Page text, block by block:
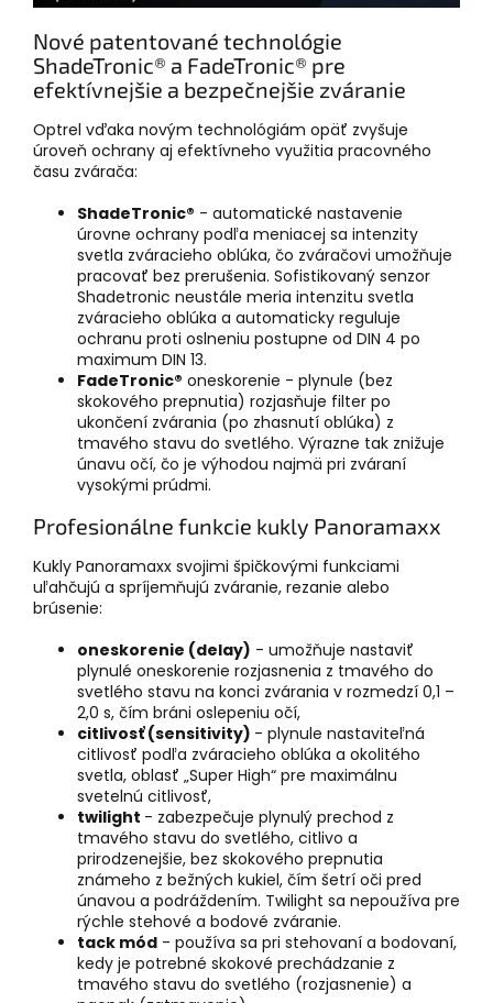
Nové patentované technológie
ShadeTronic® a FadeTronic® pre
efektívnejšie a bezpečnejšie zváranie
Optrel vďaka novým technológiám opäť zvyšuje
úroveň ochrany aj efektívneho využitia pracovného
času zvárača:
ShadeTronic® - automatické nastavenie
úrovne ochrany podľa meniacej sa intenzity
svetla zváracieho oblúka, čo zváračovi umožňuje
pracovať bez prerušenia. Sofistikovaný senzor
Shadetronic neustále meria intenzitu svetla
zváracieho oblúka a automaticky reguluje
ochranu proti oslneniu postupne od DIN 4 po
maximum DIN 13.
FadeTronic® oneskorenie - plynule (bez
skokového prepnutia) rozjasňuje filter po
ukončení zvárania (po zhasnutí oblúka) z
tmavého stavu do svetlého. Výrazne tak znižuje
únavu očí, čo je výhodou najmä pri zváraní
vysokými prúdmi.
Profesionálne funkcie kukly Panoramaxx
Kukly Panoramaxx svojimi špičkovými funkciami
uľahčujú a spríjemňujú zváranie, rezanie alebo
brúsenie:
oneskorenie (delay) - umožňuje nastaviť
plynulé oneskorenie rozjasnenia z tmavého do
svetlého stavu na konci zvárania v rozmedzí 0,1 –
2,0 s, čím bráni oslepeniu očí,
citlivosť (sensitivity) - plynule nastaviteľná
citlivosť podľa zváracieho oblúka a okolitého
svetla, oblasť „Super High“ pre maximálnu
svetelnú citlivosť,
twilight - zabezpečuje plynulý prechod z
tmavého stavu do svetlého, citlivo a
prirodzenejšie, bez skokového prepnutia
známeho z bežných kukiel, čím šetrí oči pred
únavou a podráždením. Twilight sa nepoužíva pre
rýchle stehové a bodové zváranie.
tack mód - používa sa pri stehovaní a bodovaní,
kedy je potrebné skokové prechádzanie z
tmavého stavu do svetlého (rozjasnenie) a